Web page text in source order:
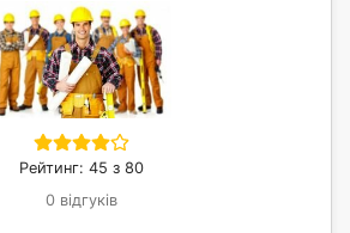
Рейтинг: 45 з 80
0 відгуків